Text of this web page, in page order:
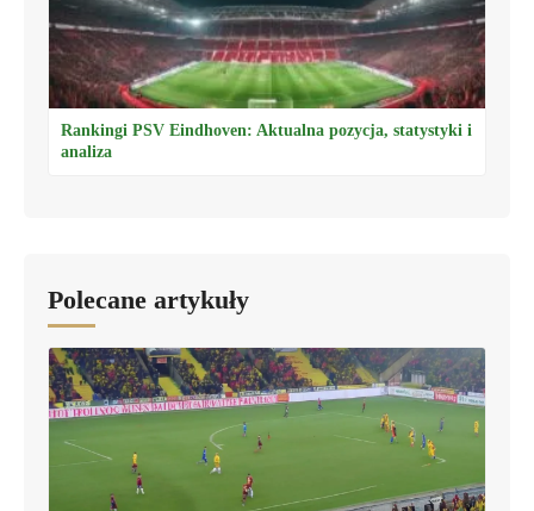
Rankingi PSV Eindhoven: Aktualna pozycja, statystyki i
analiza
Polecane artykuły